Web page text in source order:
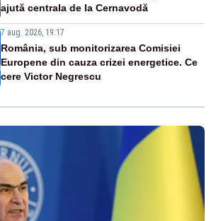
ajută centrala de la Cernavodă
7 aug. 2026, 19:17
România, sub monitorizarea Comisiei
Europene din cauza crizei energetice. Ce
cere Victor Negrescu